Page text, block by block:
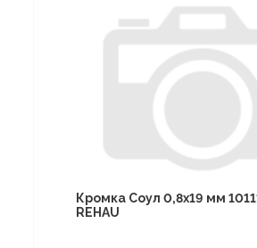
Кромка Соул 0,8х19 мм
REHAU